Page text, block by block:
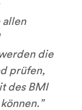
allen
die
prüfen,
des BMI